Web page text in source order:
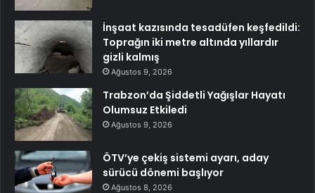
İnşaat kazısında tesadüfen keşfedildi:
Toprağın iki metre altında yıllardır
gizli kalmış
Ağustos 9, 2026
Trabzon’da Şiddetli Yağışlar Hayatı
Olumsuz Etkiledi
Ağustos 9, 2026
ÖTV’ye çekiş sistemi ayarı, aday
sürücü dönemi başlıyor
Ağustos 8, 2026